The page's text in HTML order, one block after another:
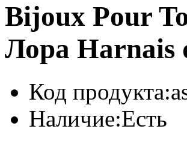
Bijoux Pour
Лора Harnais
Код продукта:
Наличие:Есть